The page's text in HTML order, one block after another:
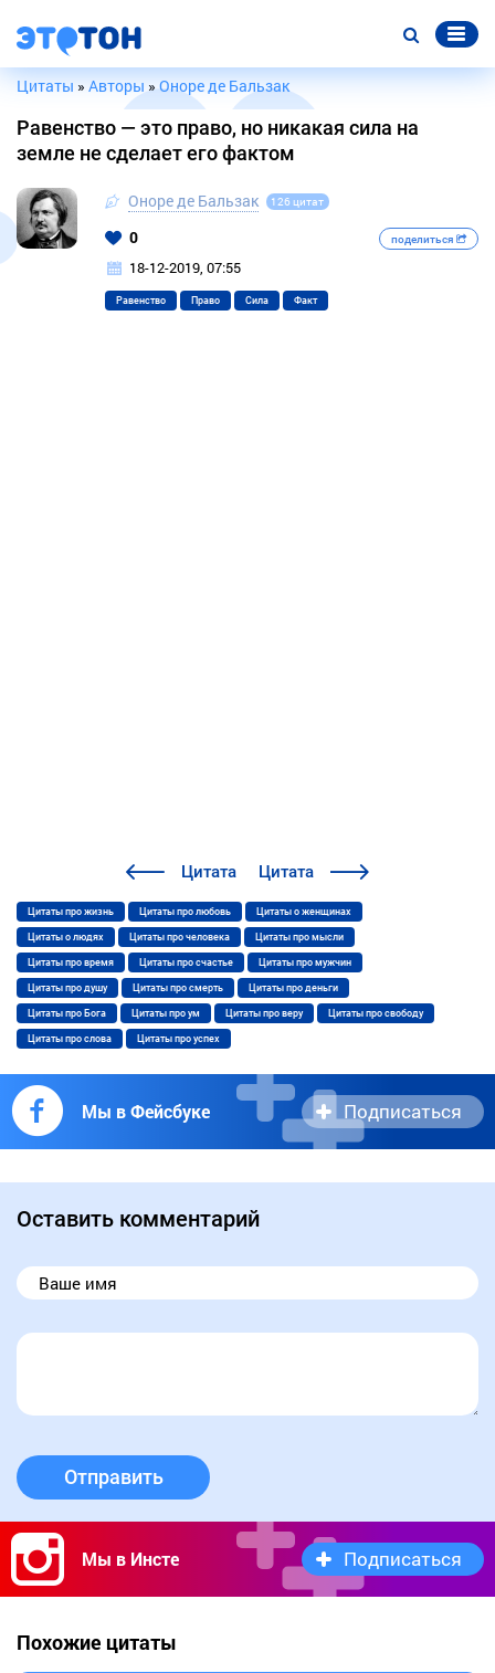
Цитаты » Авторы »Оноре де Бальзак
Равенство — это право, но никакая сила на
земле не сделает его фактом
Оноре де Бальзак 126 цитат
0 поделиться
18-12-2019, 07:55
Равенство Право Сила Факт
Цитата Цитата
Цитаты про жизнь Цитаты про любовь Цитаты о женщинах
Цитаты о людях Цитаты про человека Цитаты про мысли
Цитаты про время Цитаты про счастье Цитаты про мужчин
Цитаты про душу Цитаты про смерть Цитаты про деньги
Цитаты про Бога Цитаты про ум Цитаты про веру Цитаты про свободу
Цитаты про слова Цитаты про успех
Мы в Фейсбуке Подписаться
Оставить комментарий
Отправить
Мы в Инсте Подписаться
Похожие цитаты